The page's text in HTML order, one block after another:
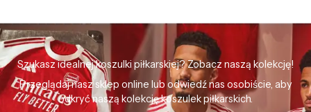
Szukasz idealnej koszulki piłkarskiej? Zobacz naszą kolekcję!
Przeglądaj nasz sklep online lub odwiedź nas osobiście, aby
odkryć naszą kolekcję koszulek piłkarskich.